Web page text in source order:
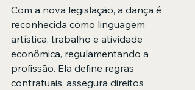
Com a nova legislação, a dança é
reconhecida como linguagem
artística, trabalho e atividade
econômica, regulamentando a
profissão. Ela define regras
contratuais, assegura direitos